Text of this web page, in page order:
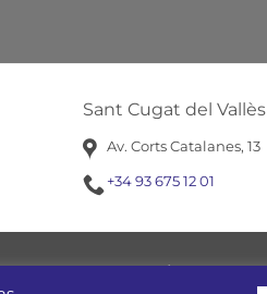
Sant Cugat del Vallès
Av. Corts Catalanes, 13
+34 93 675 12 01
EN DIFFICULTÉ SOCIAL